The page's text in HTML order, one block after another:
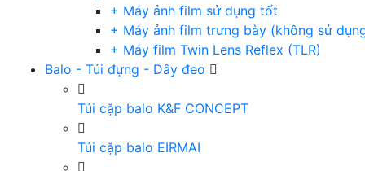
+ Máy ảnh film sử dụng tốt
+ Máy ảnh film trưng bày (không sử
+ Máy film Twin Lens Reflex (TLR)
Balo - Túi đựng - Dây đeo
Túi cặp balo K&F CONCEPT
Túi cặp balo EIRMAI